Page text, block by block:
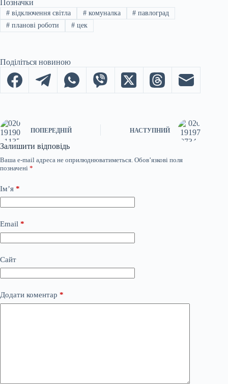
Позначки
#відключення світла #комуналка # павлоград
#планові роботи #цек
Поділіться новиною
ПОПЕРЕДНІЙ НАСТУПНИЙ
Залишити відповідь
Ваша e-mail адреса не оприлюднюватиметься. Обов’язкові поля
позначені *
Ім’я *
Email *
Сайт
Додати коментар *